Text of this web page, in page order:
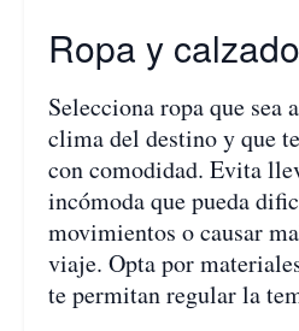
Ropa y
Selecciona ropa que sea
clima del destino y que
con comodidad. Evita
incómoda que pueda
movimientos o causar
viaje. Opta por
te permitan regular la